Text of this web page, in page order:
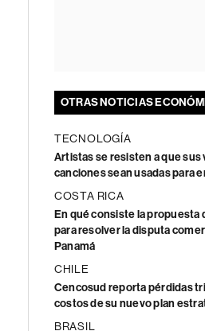
OTRAS NOTICIAS
TECNOLOGÍA
Artistas se resisten a que sus
canciones sean usadas para
COSTA RICA
En qué consiste la propuesta
para resolver la disputa
Panamá
CHILE
Cencosud reporta pérdidas
costos de su nuevo plan
BRASIL